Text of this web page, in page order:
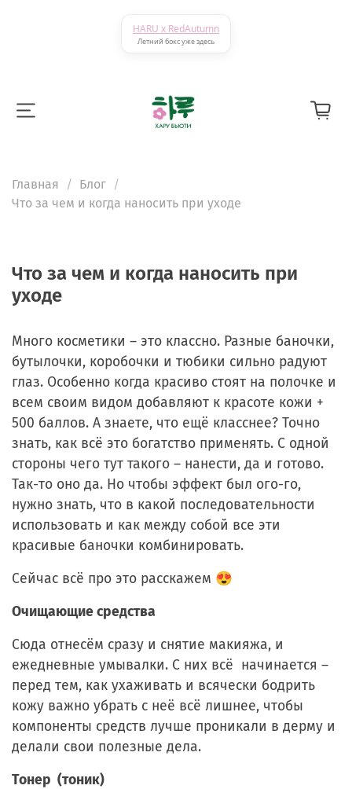
HARU x RedAutumn
Летний бокс уже здесь
Главная
Блог
Что за чем и когда наносить при уходе
Что за чем и когда наносить при
уходе
Много косметики – это классно. Разные баночки,
бутылочки, коробочки и тюбики сильно радуют
глаз. Особенно когда красиво стоят на полочке и
всем своим видом добавляют к красоте кожи +
500 баллов. А знаете, что ещё класснее? Точно
знать, как всё это богатство применять. С одной
стороны чего тут такого – нанести, да и готово.
Так-то оно да. Но чтобы эффект был ого-го,
нужно знать, что в какой последовательности
использовать и как между собой все эти
красивые баночки комбинировать.
Сейчас всё про это расскажем 😍
Очищающие средства
Сюда отнесём сразу и снятие макияжа, и
ежедневные умывалки. С них всё начинается –
перед тем, как ухаживать и всячески бодрить
кожу важно убрать с неё всё лишнее, чтобы
компоненты средств лучше проникали в дерму и
делали свои полезные дела.
Тонер (тоник)